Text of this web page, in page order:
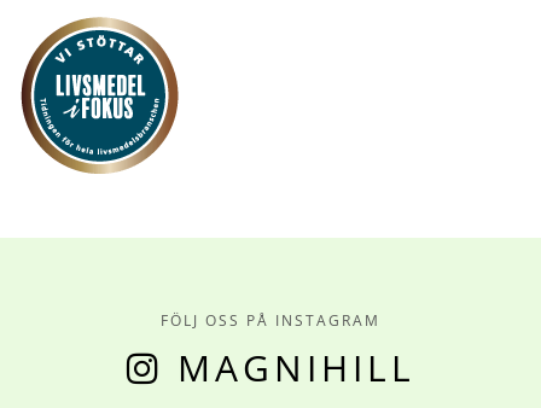
FÖLJ OSS PÅ INSTAGRAM
MAGNIHILL